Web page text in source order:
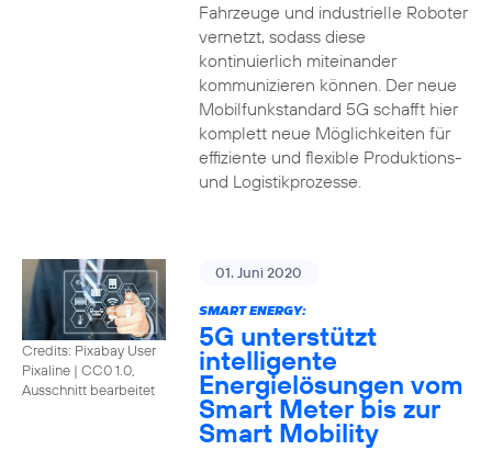
Fahrzeuge und industrielle Roboter
vernetzt, sodass diese
kontinuierlich miteinander
kommunizieren können. Der neue
Mobilfunkstandard 5G schafft hier
komplett neue Möglichkeiten für
effiziente und flexible Produktions-
und Logistikprozesse.
Credits: Pixabay User
Pixaline | CC0 1.0,
Ausschnitt bearbeitet
01. Juni 2020
SMART ENERGY:
5G unterstützt
intelligente
Energielösungen vom
Smart Meter bis zur
Smart Mobility